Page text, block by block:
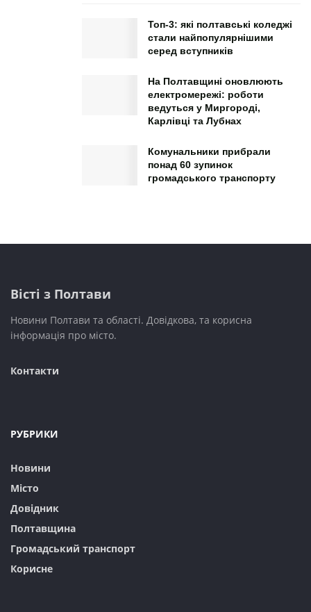
Топ-3: які полтавські коледжі
стали найпопулярнішими
серед вступників
На Полтавщині оновлюють
електромережі: роботи
ведуться у Миргороді,
Карлівці та Лубнах
Комунальники прибрали
понад 60 зупинок
громадського транспорту
Вісті з Полтави
Новини Полтави та області. Довідкова, та корисна
інформація про місто.
Контакти
РУБРИКИ
Новини
Місто
Довідник
Полтавщина
Громадський транспорт
Корисне